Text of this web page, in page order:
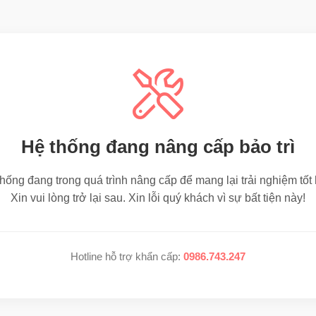
Hệ thống đang nâng cấp bảo trì
đang trong quá trình nâng cấp để mang lại trải nghiệm tốt
Xin vui lòng trở lại sau. Xin lỗi quý khách vì sự bất tiện này!
Hotline hỗ trợ khẩn cấp: 0986.743.247